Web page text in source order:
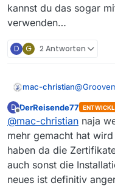
kannst du das sogar
verwenden…
D G 2 Antworten
mac-christian@
ich
noch
laufen
und
Dort
10.9.5
Es gibt
auf dem
werden
Das
Mc-Air
bis
D DerReisende77
@mac-christian naja
mehr gemacht hat
haben da die
auch sonst die
neues ist definitiv